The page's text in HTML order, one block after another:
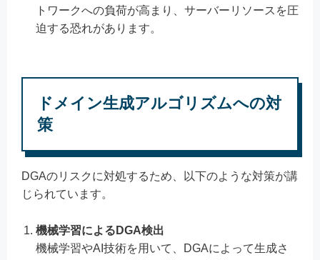
トワークへの負荷が高まり、サーバーリソースを圧
迫する恐れがあります。
ドメイン生成アルゴリズムへの対
策
DGAのリスクに対処するため、以下のような対策が講
じられています。
機械学習によるDGA検出
機械学習やAI技術を用いて、DGAによって生成さ